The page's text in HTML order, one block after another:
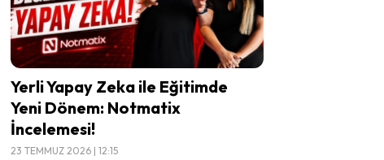
Yerli Yapay Zeka ile Eğitimde
Yeni Dönem: Notmatix
İncelemesi!
23 TEMMUZ 2026 | 12:15